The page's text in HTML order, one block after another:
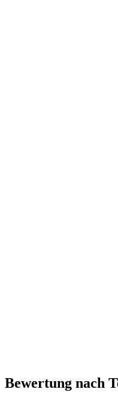
Bewertung nach